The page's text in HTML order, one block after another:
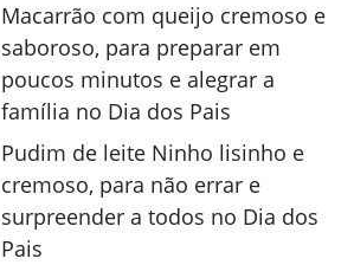
Macarrão com queijo cremoso e
saboroso, para preparar em
poucos minutos e alegrar a
família no Dia dos Pais
Pudim de leite Ninho lisinho e
cremoso, para não errar e
surpreender a todos no Dia dos
Pais